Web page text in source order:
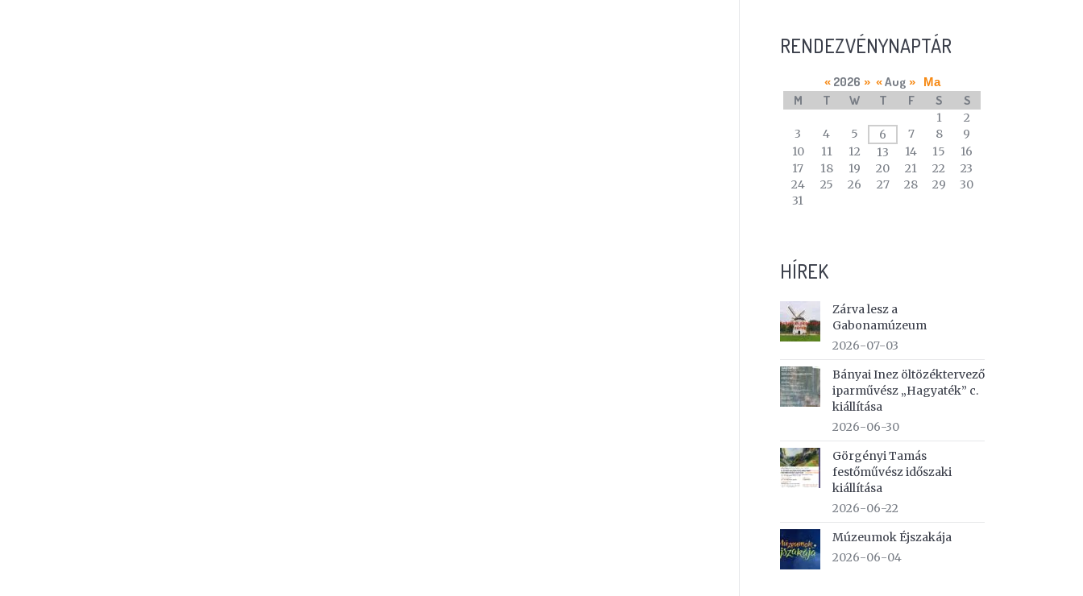
RENDEZVÉNYNAPTÁR
calendar
of
events
« 2026 » « Aug » Ma
M T W T F S S
1
2
3
4 5 6 7 8
9
10
11 12 13 14 15
16
17
18 19 20 21 22
23
24
25 26 27 28 29
30
31
HÍREK
Zárva lesz a
Gabonamúzeum
2026-07-03
Bányai Inez öltözéktervező
iparművész „Hagyaték” c.
kiállítása
2026-06-30
Görgényi Tamás
festőművész időszaki
kiállítása
2026-06-22
Múzeumok Éjszakája
2026-06-04